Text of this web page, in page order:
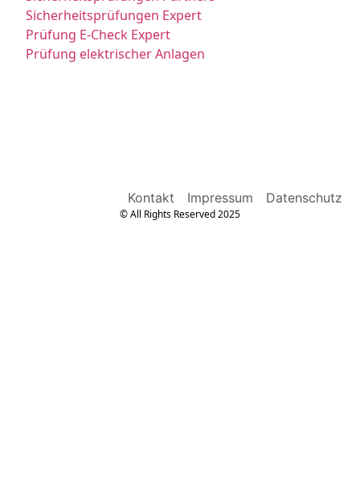
Sicherheitsprüfungen Expert
Prüfung E-Check Expert
Prüfung elektrischer Anlagen
Kontakt Impressum Datenschutz
© All Rights Reserved 2025